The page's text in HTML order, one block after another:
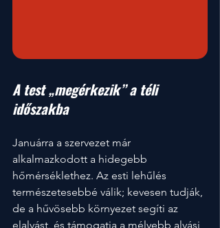
A test „megérkezik” a téli
időszakba
Januárra a szervezet már
alkalmazkodott a hidegebb
hőmérséklethez. Az esti lehűlés
természetesebbé válik; kevesen tudják,
de a hűvösebb környezet segíti az
elalvást, és támogatja a mélyebb alvási